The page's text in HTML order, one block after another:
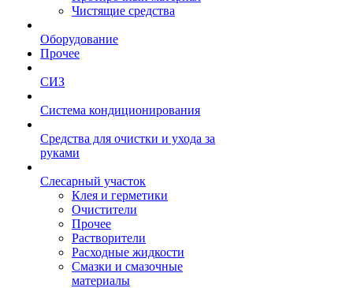
Чистящие средства
Оборудование
Прочее
СИЗ
Система кондиционирования
Средства для очистки и ухода за
руками
Слесарный участок
Клея и герметики
Очистители
Прочее
Растворители
Расходные жидкости
Смазки и смазочные
материалы